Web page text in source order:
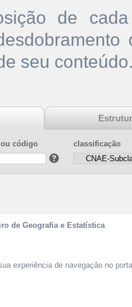
de
seu
ou código classificação
de Geografia e Estatística
experiência de navegação no